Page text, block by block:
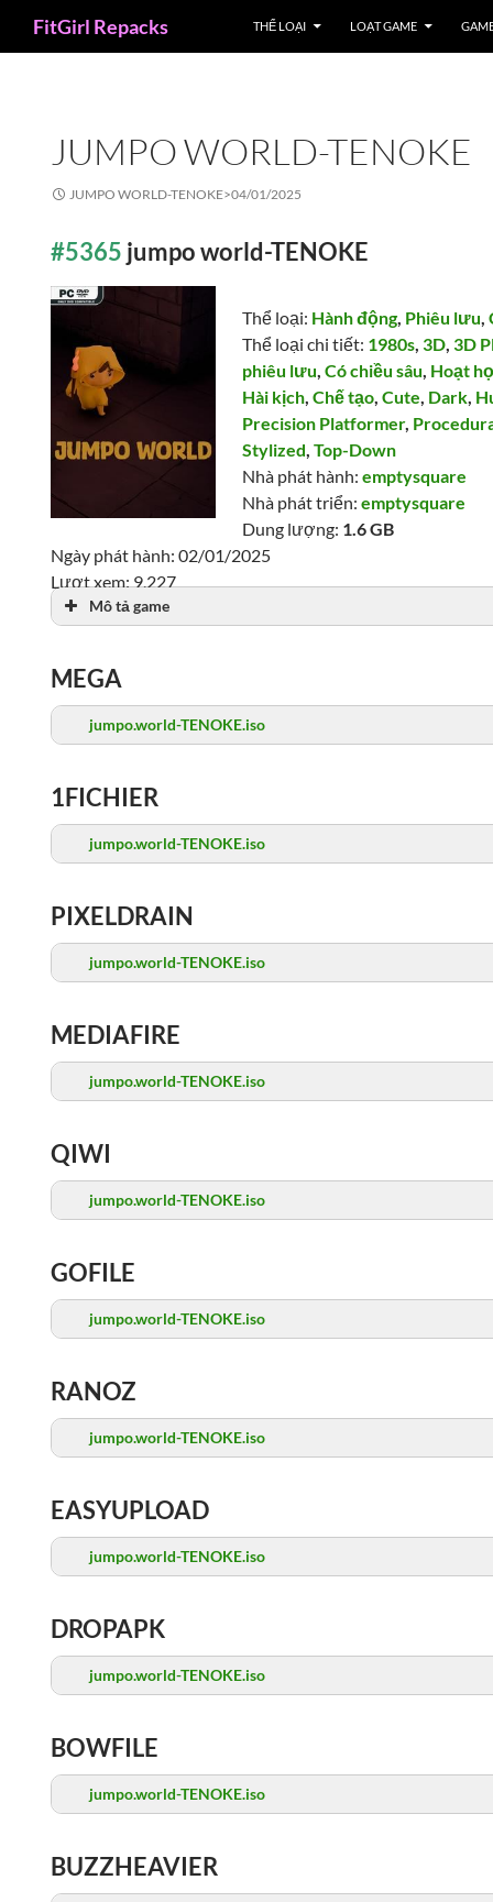
FitGirl Repacks THỂ LOẠI LOẠT GAME
JUMPO WORLD-TENOKE
JUMPO WORLD-TENOKE>04/01/2025
#5365 jumpo world-TENOKE
Thể loại: Hành động, Phiêu lưu,
Thể loại chi tiết: 1980s, 3D, 3D
phiêu lưu,Có chiều sâu, Hoạt
Hài kịch,Chế tạo,Cute, Dark,
Precision Platformer,
Stylized,Top-Down
Nhà phát hành:emptysquare
Nhà phát triển:emptysquare
Dung lượng: 1.6 GB
Ngày phát hành: 02/01/2025
Lượt xem: 9,227
Mô tả game
MEGA
jumpo.world-TENOKE.iso
1FICHIER
jumpo.world-TENOKE.iso
PIXELDRAIN
jumpo.world-TENOKE.iso
MEDIAFIRE
jumpo.world-TENOKE.iso
QIWI
jumpo.world-TENOKE.iso
GOFILE
jumpo.world-TENOKE.iso
RANOZ
jumpo.world-TENOKE.iso
EASYUPLOAD
jumpo.world-TENOKE.iso
DROPAPK
jumpo.world-TENOKE.iso
BOWFILE
jumpo.world-TENOKE.iso
BUZZHEAVIER